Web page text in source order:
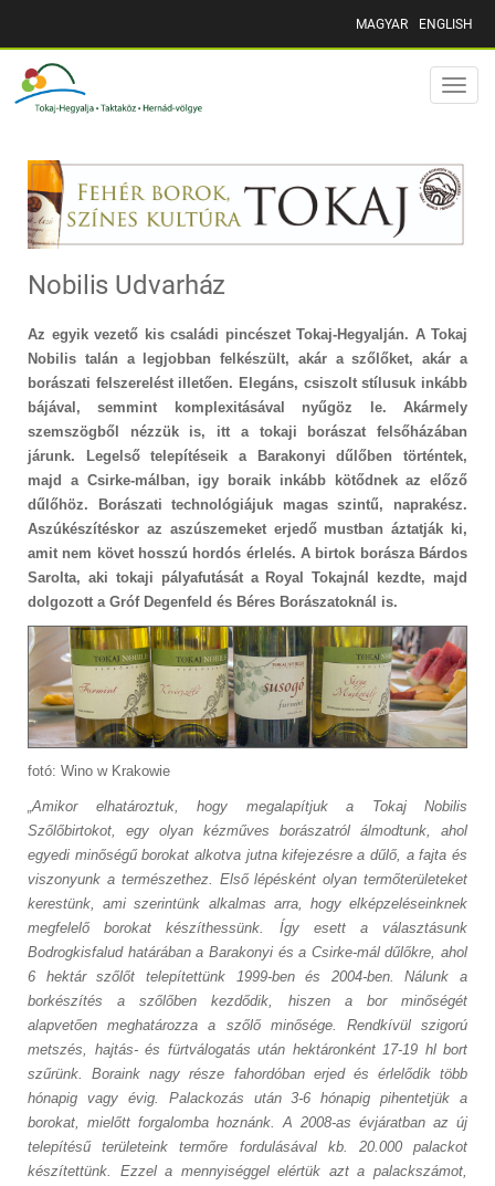
MAGYAR ENGLISH
Toggle
Nobilis Udvarház
Az egyik vezető kis családi pincészet Tokaj-Hegyalján. A Tokaj
Nobilis talán a legjobban felkészült, akár a szőlőket, akár a
borászati felszerelést illetően. Elegáns, csiszolt stílusuk inkább
bájával, semmint komplexitásával nyűgöz le. Akármely
szemszögből nézzük is, itt a tokaji borászat felsőházában
járunk. Legelső telepítéseik a Barakonyi dűlőben történtek,
majd a Csirke-málban, igy boraik inkább kötődnek az előző
dűlőhöz. Borászati technológiájuk magas szintű, naprakész.
Aszúkészítéskor az aszúszemeket erjedő mustban áztatják ki,
amit nem követ hosszú hordós érlelés. A birtok borásza Bárdos
Sarolta, aki tokaji pályafutását a Royal Tokajnál kezdte, majd
dolgozott a Gróf Degenfeld és Béres Borászatoknál is.
fotó: Wino w Krakowie
„Amikor elhatároztuk, hogy megalapítjuk a Tokaj Nobilis
Szőlőbirtokot, egy olyan kézműves borászatról álmodtunk, ahol
egyedi minőségű borokat alkotva jutna kifejezésre a dűlő, a fajta és
viszonyunk a természethez. Első lépésként olyan termőterületeket
kerestünk, ami szerintünk alkalmas arra, hogy elképzeléseinknek
megfelelő borokat készíthessünk. Így esett a választásunk
Bodrogkisfalud határában a Barakonyi és a Csirke-mál dűlőkre, ahol
6 hektár szőlőt telepítettünk 1999-ben és 2004-ben. Nálunk a
borkészítés a szőlőben kezdődik, hiszen a bor minőségét
alapvetően meghatározza a szőlő minősége. Rendkívül szigorú
metszés, hajtás- és fürtválogatás után hektáronként 17-19 hl bort
szűrünk. Boraink nagy része fahordóban erjed és érlelődik több
hónapig vagy évig. Palackozás után 3-6 hónapig pihentetjük a
borokat, mielőtt forgalomba hoznánk. A 2008-as évjáratban az új
telepítésű területeink termőre fordulásával kb. 20.000 palackot
készítettünk. Ezzel a mennyiséggel elértük azt a palackszámot,